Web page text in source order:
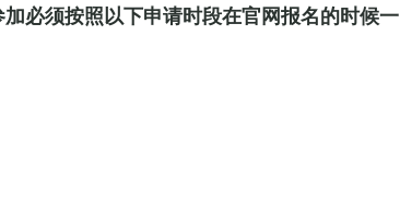
必须按照以下申请时段在官网报名的时候一